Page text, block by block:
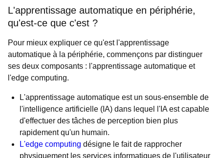
L'apprentissage automatique en périphérie,
qu'est-ce que c'est ?
Pour mieux expliquer ce qu'est l'apprentissage
automatique à la périphérie, commençons par distinguer
ses deux composants : l'apprentissage automatique et
l'edge computing.
L'apprentissage automatique est un sous-ensemble de
l'intelligence artificielle (IA) dans lequel l'IA est capable
d'effectuer des tâches de perception bien plus
rapidement qu'un humain.
L'edge computing désigne le fait de rapprocher
physiquement les services informatiques de l'utilisateur